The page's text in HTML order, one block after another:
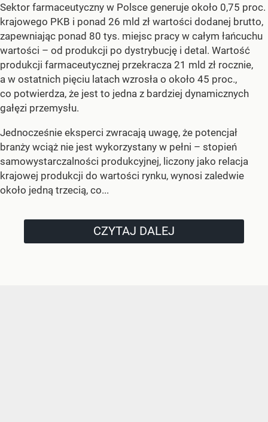
Sektor farmaceutyczny w Polsce generuje około 0,75 proc.
krajowego PKB i ponad 26 mld zł wartości dodanej brutto,
zapewniając ponad 80 tys. miejsc pracy w całym łańcuchu
wartości – od produkcji po dystrybucję i detal. Wartość
produkcji farmaceutycznej przekracza 21 mld zł rocznie,
a w ostatnich pięciu latach wzrosła o około 45 proc.,
co potwierdza, że jest to jedna z bardziej dynamicznych
gałęzi przemysłu.
Jednocześnie eksperci zwracają uwagę, że potencjał
branży wciąż nie jest wykorzystany w pełni – stopień
samowystarczalności produkcyjnej, liczony jako relacja
krajowej produkcji do wartości rynku, wynosi zaledwie
około jedną trzecią, co...
CZYTAJ DALEJ